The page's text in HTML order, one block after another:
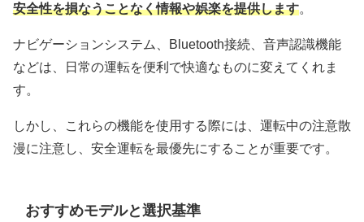
安全性を損なうことなく情報や娯楽を提供します。
ナビゲーションシステム、Bluetooth接続、音声認識機能
などは、日常の運転を便利で快適なものに変えてくれま
す。
しかし、これらの機能を使用する際には、運転中の注意散
漫に注意し、安全運転を最優先にすることが重要です。
おすすめモデルと選択基準